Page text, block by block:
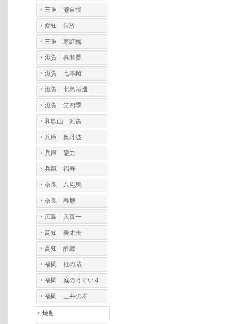
三重 瀧自慢
愛知 長珍
三重 寒紅梅
滋賀 喜楽長
滋賀 七本鎗
滋賀 北島酒造
滋賀 笑四季
和歌山 雑賀
兵庫 奥丹波
兵庫 龍力
兵庫 福寿
奈良 八咫烏
奈良 春鹿
広島 天寳一
高知 美丈夫
高知 酔鯨
福岡 杜の蔵
福岡 庭のうぐいす
福岡 三井の寿
焼酎